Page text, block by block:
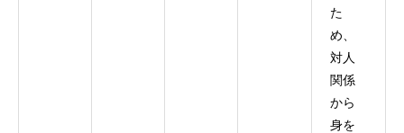
た
め、
対人
関係
から
身を